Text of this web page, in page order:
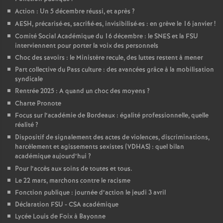
Action : Un 5 décembre réussi, et après ?
AESH, précarisé·es, sacrifié·es, invisibilisé·es : en grève le 16 janvier!
Comité Social Académique du 16 décembre : le SNES et la FSU
interviennent pour porter la voix des personnels
Choc des savoirs : le Ministère recule, des luttes restent à mener
Part collective du Pass culture : des avancées grâce à la mobilisation
syndicale
Rentrée 2025 : A quand un choc des moyens ?
Charte Pronote
Focus sur l’académie de Bordeaux : égalité professionnelle, quelle
réalité?
Dispositif de signalement des actes de violences, discriminations,
harcèlement et agissements sexistes (VDHAS) : quel bilan
académique aujourd’hui ?
Pour l’accès aux soins de toutes et tous.
Le 22 mars, marchons contre le racisme
Fonction publique : journée d’action le jeudi 3 avril
Déclaration FSU - CSA académique
Lycée Louis de Foix à Bayonne